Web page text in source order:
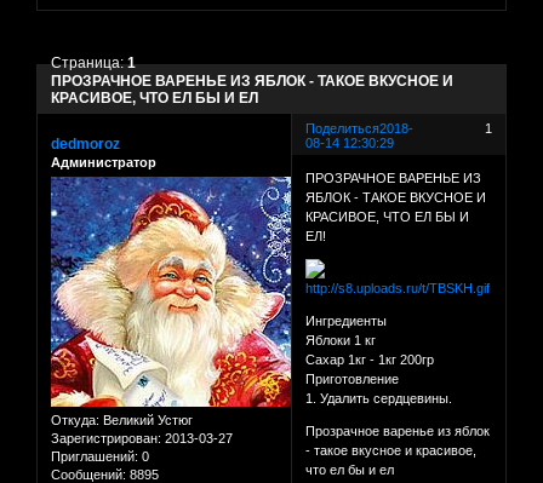
ПРОЗРАЧНОЕ ВАРЕНЬЕ ИЗ ЯБЛОК - ТАКОЕ ВКУСНОЕ И
КРАСИВОЕ, ЧТО ЕЛ БЫ И ЕЛ
Страница:1
Поделиться 1
2018-
08-14 12:30:29
dedmoroz
Администратор
Откуда: Великий Устюг
Зарегистрирован: 2013-03-27
Приглашений: 0
Сообщений: 8895
ПРОЗРАЧНОЕ ВАРЕНЬЕ ИЗ
ЯБЛОК - ТАКОЕ ВКУСНОЕ И
КРАСИВОЕ, ЧТО ЕЛ БЫ И
ЕЛ!
Ингредиенты
Яблоки 1 кг
Сахар 1кг - 1кг 200гр
Приготовление
1. Удалить сердцевины.
Прозрачное варенье из яблок
- такое вкусное и красивое,
что ел бы и ел